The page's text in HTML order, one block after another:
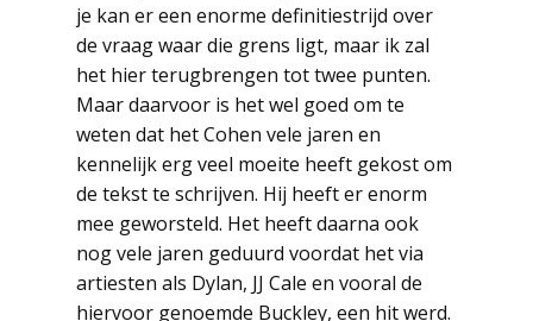
je kan er een enorme definitiestrijd over
de vraag waar die grens ligt, maar ik zal
het hier terugbrengen tot twee punten.
Maar daarvoor is het wel goed om te
weten dat het Cohen vele jaren en
kennelijk erg veel moeite heeft gekost om
de tekst te schrijven. Hij heeft er enorm
mee geworsteld. Het heeft daarna ook
nog vele jaren geduurd voordat het via
artiesten als Dylan, JJ Cale en vooral de
hiervoor genoemde Buckley, een hit werd.